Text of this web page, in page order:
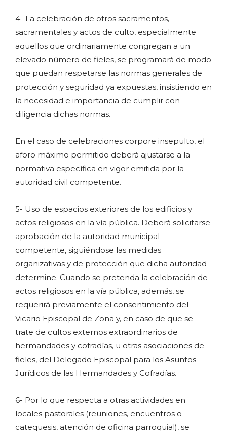
4- La celebración de otros sacramentos,
sacramentales y actos de culto, especialmente
aquellos que ordinariamente congregan a un
elevado número de fieles, se programará de modo
que puedan respetarse las normas generales de
protección y seguridad ya expuestas, insistiendo en
la necesidad e importancia de cumplir con
diligencia dichas normas.
En el caso de celebraciones corpore insepulto, el
aforo máximo permitido deberá ajustarse a la
normativa específica en vigor emitida por la
autoridad civil competente.
5- Uso de espacios exteriores de los edificios y
actos religiosos en la vía pública. Deberá solicitarse
aprobación de la autoridad municipal
competente, siguiéndose las medidas
organizativas y de protección que dicha autoridad
determine. Cuando se pretenda la celebración de
actos religiosos en la vía pública, además, se
requerirá previamente el consentimiento del
Vicario Episcopal de Zona y, en caso de que se
trate de cultos externos extraordinarios de
hermandades y cofradías, u otras asociaciones de
fieles, del Delegado Episcopal para los Asuntos
Jurídicos de las Hermandades y Cofradías.
6- Por lo que respecta a otras actividades en
locales pastorales (reuniones, encuentros o
catequesis, atención de oficina parroquial), se